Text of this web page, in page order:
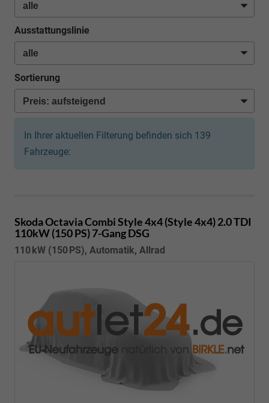
Ausstattungslinie
Sortierung
In Ihrer aktuellen Filterung befinden sich 139
Fahrzeuge:
Skoda Octavia CombiStyle 4x4 (Style 4x4) 2.0 TDI
110kW (150 PS) 7-Gang DSG
110 kW (150 PS), Automatik, Allrad